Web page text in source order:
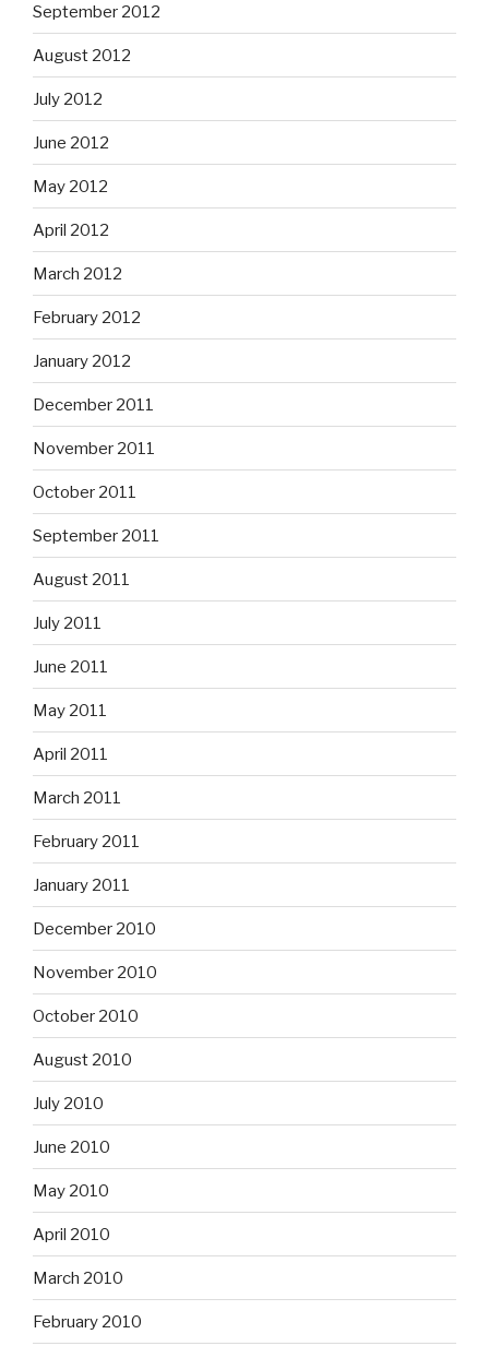
September 2012
August 2012
July 2012
June 2012
May 2012
April 2012
March 2012
February 2012
January 2012
December 2011
November 2011
October 2011
September 2011
August 2011
July 2011
June 2011
May 2011
April 2011
March 2011
February 2011
January 2011
December 2010
November 2010
October 2010
August 2010
July 2010
June 2010
May 2010
April 2010
March 2010
February 2010